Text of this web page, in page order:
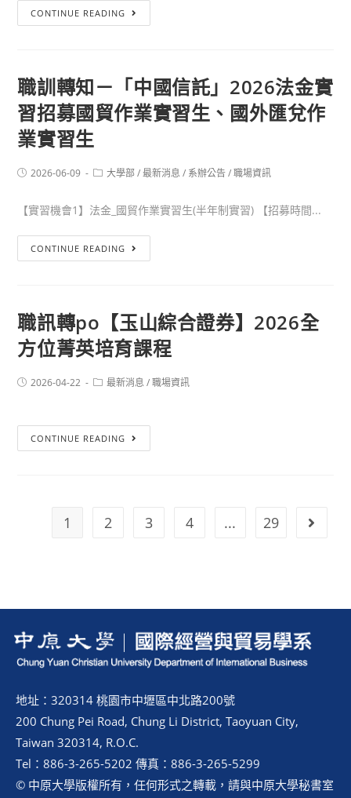
CONTINUE READING
職訓轉知－「中國信託」2026法金實
習招募國貿作業實習生、國外匯兌作
業實習生
2026-06-09 大學部 / 最新消息 / 系辦公告 / 職場資訊
【實習機會1】法金_國貿作業實習生(半年制實習) 【招募時間...
CONTINUE READING
職訊轉po【玉山綜合證券】2026全
方位菁英培育課程
2026-04-22 最新消息 / 職場資訊
CONTINUE READING
1 2 3 4 ... 29
地址：320314 桃園市中壢區中北路200號
200 Chung Pei Road, Chung Li District, Taoyuan City,
Taiwan 320314, R.O.C.
Tel：886-3-265-5202 傳真：886-3-265-5299
© 中原大學版權所有，任何形式之轉載，請與中原大學秘書室